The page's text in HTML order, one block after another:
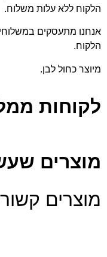
הלקוח ללא עלות משלוח.
אנחנו מתעסקים
הלקוח.
מיוצר כחול לבן.
לקוחות
מוצרים
מוצרים